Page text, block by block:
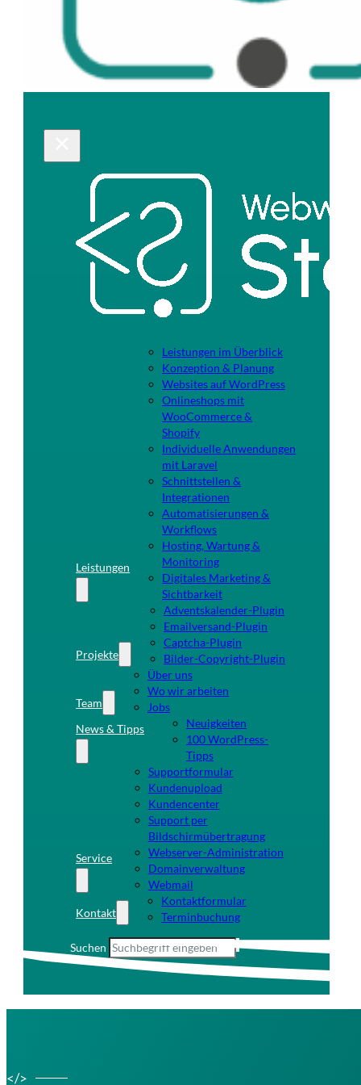
Leistungen
Leistungen im Überblick
Konzeption & Planung
Websites auf WordPress
Onlineshops mit
WooCommerce &
Shopify
Individuelle Anwendungen
mit Laravel
Schnittstellen &
Integrationen
Automatisierungen &
Workflows
Hosting, Wartung &
Monitoring
Digitales Marketing &
Sichtbarkeit
Projekte
Adventskalender-Plugin
Emailversand-Plugin
Captcha-Plugin
Bilder-Copyright-Plugin
Team
Über uns
Wo wir arbeiten
Jobs
News & Tipps
Neuigkeiten
100 WordPress-
Tipps
Service
Supportformular
Kundenupload
Kundencenter
Support per
Bildschirmübertragung
Webserver-Administration
Domainverwaltung
Webmail
Kontakt
Kontaktformular
Terminbuchung
Suchen
</>